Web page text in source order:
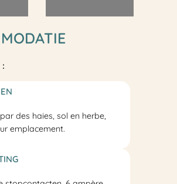
:
des haies, sol en herbe,
emplacement.